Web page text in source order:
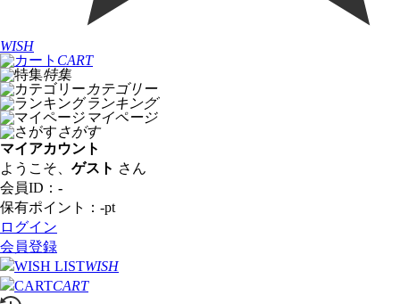
WISH
CART
特集
カテゴリー
ランキング
マイページ
さがす
マイアカウント
ようこそ、 ゲスト さん
会員ID： -
保有ポイント： -pt
ログイン
会員登録
WISH
CART